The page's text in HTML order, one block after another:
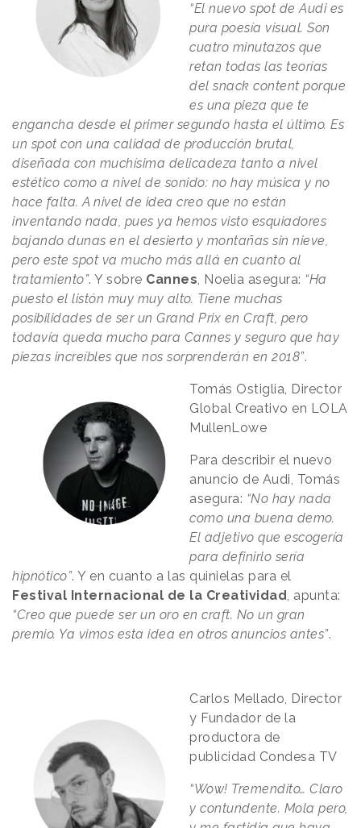
“El nuevo spot de Audi es
pura poesía visual. Son
cuatro minutazos que
retan todas las teorías
del snack content porque
es una pieza que te
engancha desde el primer segundo hasta el último. Es
un spot con una calidad de producción brutal,
diseñada con muchísima delicadeza tanto a nivel
estético como a nivel de sonido: no hay música y no
hace falta. A nivel de idea creo que no están
inventando nada, pues ya hemos visto esquiadores
bajando dunas en el desierto y montañas sin nieve,
pero este spot va mucho más allá en cuanto al
tratamiento”. Y sobre Cannes, Noelia asegura: “Ha
puesto el listón muy muy alto. Tiene muchas
posibilidades de ser un Grand Prix en Craft, pero
todavía queda mucho para Cannes y seguro que hay
piezas increíbles que nos sorprenderán en 2018”.
Tomás Ostiglia, Director
Global Creativo en LOLA
MullenLowe
Para describir el nuevo
anuncio de Audi, Tomás
asegura: “No hay nada
como una buena demo.
El adjetivo que escogería
para definirlo sería
hipnótico”. Y en cuanto a las quinielas para el
Festival Internacional de la Creatividad, apunta:
“Creo que puede ser un oro en craft. No un gran
premio. Ya vimos esta idea en otros anuncios antes”.
Carlos Mellado, Director
y Fundador de la
productora de
publicidad Condesa TV
“Wow! Tremendito… Claro
y contundente. Mola pero,